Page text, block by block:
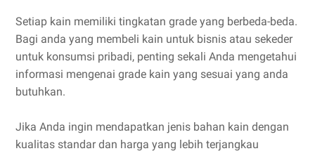
Setiap kain memiliki tingkatan grade yang berbeda-beda.
Bagi anda yang membeli kain untuk bisnis atau sekeder
untuk konsumsi pribadi, penting sekali Anda mengetahui
informasi mengenai grade kain yang sesuai yang anda
butuhkan.
Jika Anda ingin mendapatkan jenis bahan kain dengan
kualitas standar dan harga yang lebih terjangkau